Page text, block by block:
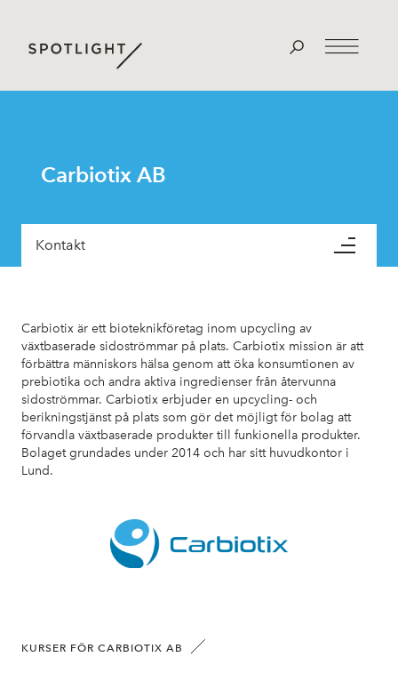
Carbiotix AB
Kontakt
Carbiotix är ett bioteknikföretag inom upcycling av
växtbaserade sidoströmmar på plats. Carbiotix mission är att
förbättra människors hälsa genom att öka konsumtionen av
prebiotika och andra aktiva ingredienser från återvunna
sidoströmmar. Carbiotix erbjuder en upcycling- och
berikningstjänst på plats som gör det möjligt för bolag att
förvandla växtbaserade produkter till funkionella produkter.
Bolaget grundades under 2014 och har sitt huvudkontor i
Lund.
KURSER FÖR CARBIOTIX AB